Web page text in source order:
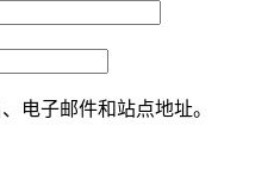
电子邮件和站点地址。